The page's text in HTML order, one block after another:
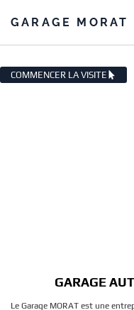
GARAGE MORAT
COMMENCER LA VISITE
GARAGE
Le Garage MORAT est une